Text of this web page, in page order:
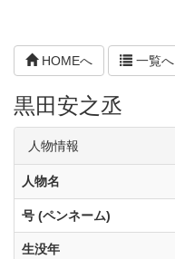
HOMEへ 一覧へ
黒田安之丞
人物情報
人物名
号 (ペンネーム)
生没年